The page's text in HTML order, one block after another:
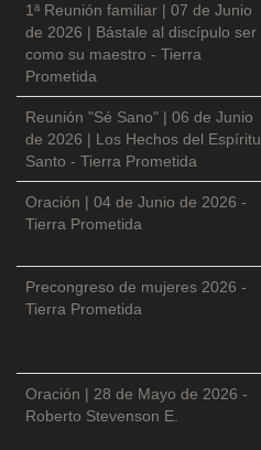
1ª Reunión familiar | 07 de Junio
de 2026 | Bástale al discípulo ser
como su maestro - Tierra
Prometida
Reunión "Sé Sano" | 06 de Junio
de 2026 | Los Hechos del Espíritu
Santo - Tierra Prometida
Oración | 04 de Junio de 2026 -
Tierra Prometida
Precongreso de mujeres 2026 -
Tierra Prometida
Oración | 28 de Mayo de 2026 -
Roberto Stevenson E.